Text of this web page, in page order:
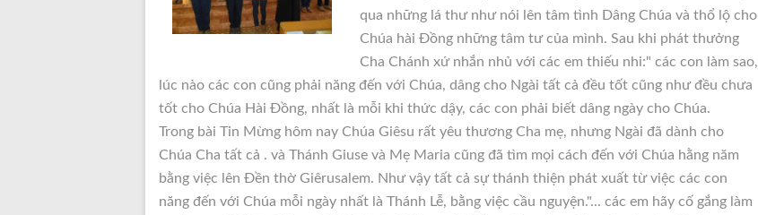
qua những lá thư như nói lên tâm tình Dâng Chúa và thổ lộ cho
Chúa hài Đồng những tâm tư của mình. Sau khi phát thưởng
Cha Chánh xứ nhắn nhủ với các em thiếu nhi:" các con làm sao,
lúc nào các con cũng phải năng đến với Chúa, dâng cho Ngài tất cả đều tốt cũng như đều chưa
tốt cho Chúa Hài Đồng, nhất là mỗi khi thức dậy, các con phải biết dâng ngày cho Chúa.
Trong bài Tin Mừng hôm nay Chúa Giêsu rất yêu thương Cha mẹ, nhưng Ngài đã dành cho
Chúa Cha tất cả . và Thánh Giuse và Mẹ Maria cũng đã tìm mọi cách đến với Chúa hằng năm
bằng việc lên Đền thờ Giêrusalem. Như vậy tất cả sự thánh thiện phát xuất từ việc các con
năng đến với Chúa mỗi ngày nhất là Thánh Lễ, bằng việc cầu nguyện."... các em hãy cố gắng làm